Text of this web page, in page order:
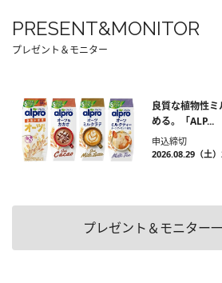
PRESENT&MONITOR
プレゼント＆モニター
良質な植物性
める。「ALP...
申込締切
2026.08.29（土
プレゼント＆モニター